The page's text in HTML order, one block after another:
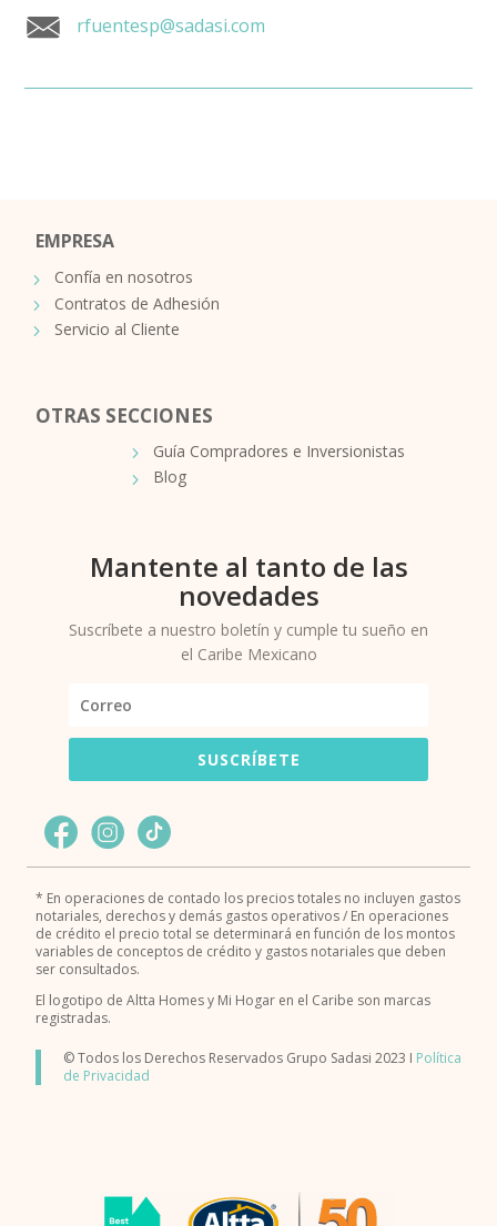
rfuentesp@sadasi.com
EMPRESA
Confía en nosotros
Contratos de Adhesión
Servicio al Cliente
OTRAS SECCIONES
Guía Compradores e Inversionistas
Blog
Mantente al tanto de las
novedades
Suscríbete a nuestro boletín y cumple tu sueño en
el Caribe Mexicano
SUSCRÍBETE
* En operaciones de contado los precios totales no incluyen gastos
notariales, derechos y demás gastos operativos / En operaciones
de crédito el precio total se determinará en función de los montos
variables de conceptos de crédito y gastos notariales que deben
ser consultados.
El logotipo de Altta Homes y Mi Hogar en el Caribe son marcas
registradas.
© Todos los Derechos Reservados Grupo Sadasi 2023 I Política
de Privacidad